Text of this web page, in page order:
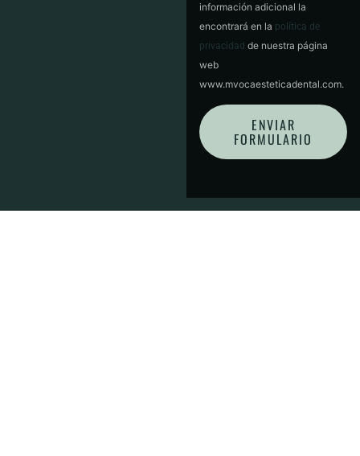
información adicional la
encontrará en la política de
privacidad de nuestra página
web
www.mvocaesteticadental.com.
ENVIAR
FORMULARIO